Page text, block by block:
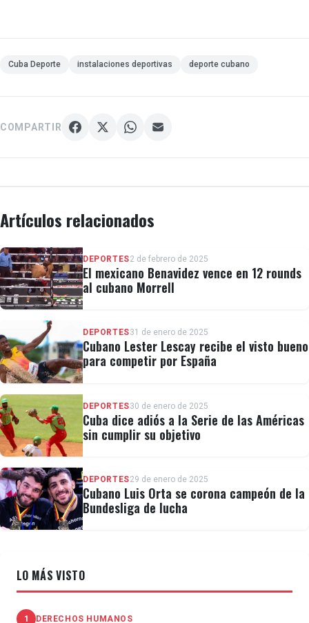
Cuba Deporte instalaciones deportivas deporte cubano
COMPARTIR
Artículos relacionados
DEPORTES2 de febrero de 2025
El mexicano Benavidez vence en 12 rounds
al cubano Morrell
DEPORTES31 de enero de 2025
Cubano Lester Lescay recibe el visto bueno
para competir por España
DEPORTES30 de enero de 2025
Cuba dice adiós a la Serie de las Américas
sin cumplir su objetivo
DEPORTES29 de enero de 2025
Cubano Luis Orta se corona campeón de la
Bundesliga de lucha
LO MÁS VISTO
1 DERECHOS HUMANOS